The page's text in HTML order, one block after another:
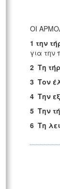
ΟΙ
1 την
για την
2 Τη
3 Τον
4 Την
5 Την
6 Τη